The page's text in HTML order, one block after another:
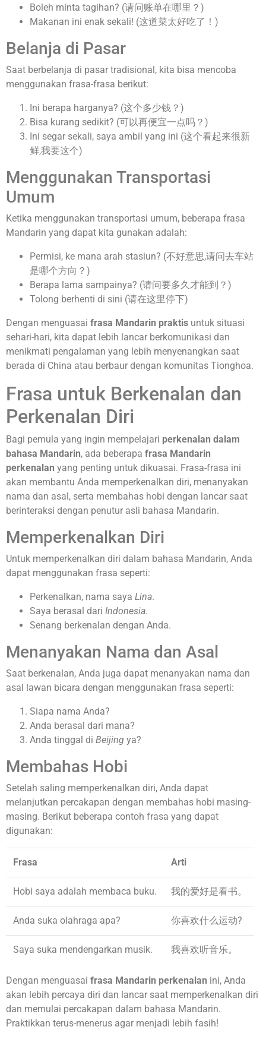
Boleh minta tagihan? (请问账单在哪里？)
Makanan ini enak sekali! (这道菜太好吃了！)
Belanja di Pasar
Saat berbelanja di pasar tradisional, kita bisa mencoba
menggunakan frasa-frasa berikut:
Ini berapa harganya? (这个多少钱？)
Bisa kurang sedikit? (可以再便宜一点吗？)
Ini segar sekali, saya ambil yang ini (这个看起来很新
鲜,我要这个)
Menggunakan Transportasi
Umum
Ketika menggunakan transportasi umum, beberapa frasa
Mandarin yang dapat kita gunakan adalah:
Permisi, ke mana arah stasiun? (不好意思,请问去车站
是哪个方向？)
Berapa lama sampainya? (请问要多久才能到？)
Tolong berhenti di sini (请在这里停下)
Dengan menguasai frasa Mandarin praktis untuk situasi
sehari-hari, kita dapat lebih lancar berkomunikasi dan
menikmati pengalaman yang lebih menyenangkan saat
berada di China atau berbaur dengan komunitas Tionghoa.
Frasa untuk Berkenalan dan
Perkenalan Diri
Bagi pemula yang ingin mempelajari perkenalan dalam
bahasa Mandarin, ada beberapa frasa Mandarin
perkenalan yang penting untuk dikuasai. Frasa-frasa ini
akan membantu Anda memperkenalkan diri, menanyakan
nama dan asal, serta membahas hobi dengan lancar saat
berinteraksi dengan penutur asli bahasa Mandarin.
Memperkenalkan Diri
Untuk memperkenalkan diri dalam bahasa Mandarin, Anda
dapat menggunakan frasa seperti:
Perkenalkan, nama saya Lina.
Saya berasal dari Indonesia.
Senang berkenalan dengan Anda.
Menanyakan Nama dan Asal
Saat berkenalan, Anda juga dapat menanyakan nama dan
asal lawan bicara dengan menggunakan frasa seperti:
Siapa nama Anda?
Anda berasal dari mana?
Anda tinggal di Beijing ya?
Membahas Hobi
Setelah saling memperkenalkan diri, Anda dapat
melanjutkan percakapan dengan membahas hobi masing-
masing. Berikut beberapa contoh frasa yang dapat
digunakan:
Frasa Arti
Hobi saya adalah membaca buku. 我的爱好是看书。
Anda suka olahraga apa? 你喜欢什么运动?
Saya suka mendengarkan musik. 我喜欢听音乐。
Dengan menguasai frasa Mandarin perkenalan ini, Anda
akan lebih percaya diri dan lancar saat memperkenalkan diri
dan memulai percakapan dalam bahasa Mandarin.
Praktikkan terus-menerus agar menjadi lebih fasih!